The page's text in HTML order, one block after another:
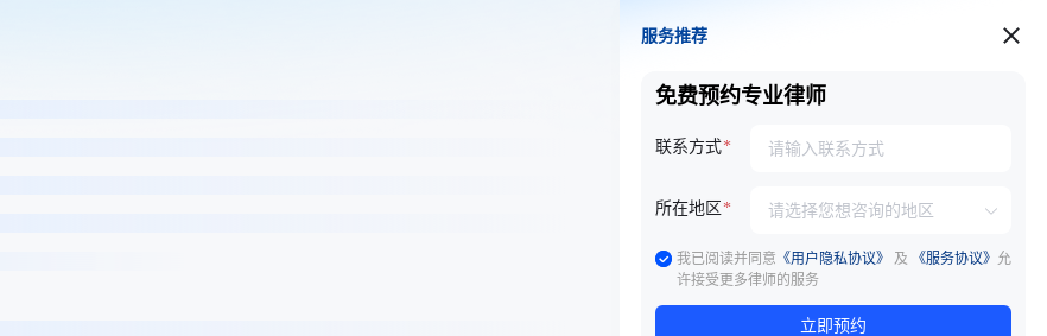
服务推荐
服务推荐
免费预约专业律师
联系方式
所在地区
我已阅读并同意 《用户隐私协议》 及 《服务协议》 允
许接受更多律师的服务
立即预约